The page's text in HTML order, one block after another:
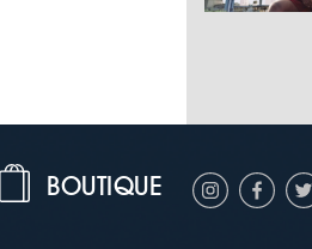
BOUTIQUE